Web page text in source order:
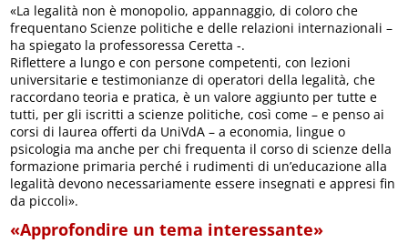
«La legalità non è monopolio, appannaggio, di coloro che
frequentano Scienze politiche e delle relazioni internazionali –
ha spiegato la professoressa Ceretta -.
Riflettere a lungo e con persone competenti, con lezioni
universitarie e testimonianze di operatori della legalità, che
raccordano teoria e pratica, è un valore aggiunto per tutte e
tutti, per gli iscritti a scienze politiche, così come – e penso ai
corsi di laurea offerti da UniVdA – a economia, lingue o
psicologia ma anche per chi frequenta il corso di scienze della
formazione primaria perché i rudimenti di un’educazione alla
legalità devono necessariamente essere insegnati e appresi fin
da piccoli».
«Approfondire un tema interessante»